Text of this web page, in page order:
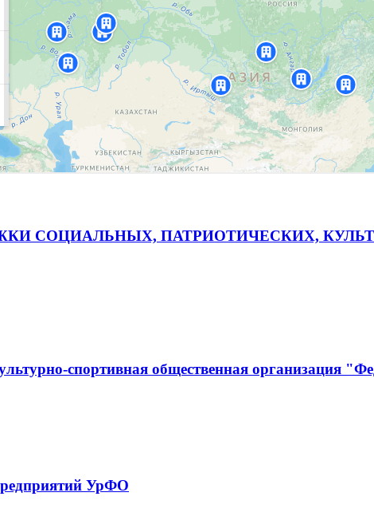
СОЦИАЛЬНЫХ, ПАТРИОТИЧЕСКИХ,
спортивная общественная организация
УрФО